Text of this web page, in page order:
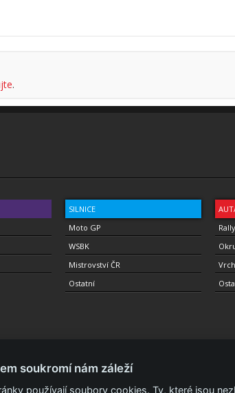
.
SILNICE
Moto GP
WSBK
Mistrovství ČR
Ostatní
Rally
soukromí nám záleží
používají soubory cookies. Ty, které jsou